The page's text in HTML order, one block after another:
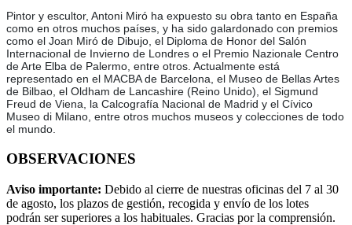
Pintor y escultor, Antoni Miró ha expuesto su obra tanto en España
como en otros muchos países, y ha sido galardonado con premios
como el Joan Miró de Dibujo, el Diploma de Honor del Salón
Internacional de Invierno de Londres o el Premio Nazionale Centro
de Arte Elba de Palermo, entre otros. Actualmente está
representado en el MACBA de Barcelona, el Museo de Bellas Artes
de Bilbao, el Oldham de Lancashire (Reino Unido), el Sigmund
Freud de Viena, la Calcografía Nacional de Madrid y el Cívico
Museo di Milano, entre otros muchos museos y colecciones de todo
el mundo.
OBSERVACIONES
Aviso importante: Debido al cierre de nuestras oficinas del 7 al 30
de agosto, los plazos de gestión, recogida y envío de los lotes
podrán ser superiores a los habituales. Gracias por la comprensión.